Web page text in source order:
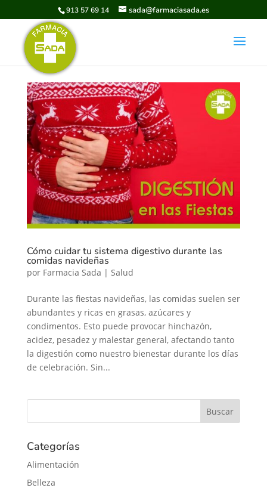
913 57 69 14 sada@farmaciasada.es
Cómo cuidar tu sistema digestivo durante las
comidas navideñas
por Farmacia Sada | Salud
Durante las fiestas navideñas, las comidas suelen ser
abundantes y ricas en grasas, azúcares y
condimentos. Esto puede provocar hinchazón,
acidez, pesadez y malestar general, afectando tanto
la digestión como nuestro bienestar durante los días
de celebración. Sin...
Categorías
Alimentación
Belleza